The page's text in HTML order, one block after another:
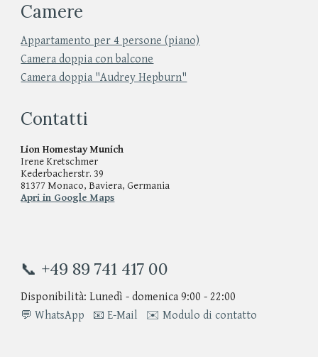
Camere
Appartamento per 4 persone (piano)
Camera doppia con balcone
Camera doppia "Audrey Hepburn"
Contatti
Lion Homestay Munich
Irene Kretschmer
Kederbacherstr. 39
81377 Monaco, Baviera, Germania
Apri in Google Maps
📞 +49 89 741 417 00
Disponibilità: Lunedì - domenica 9:00 - 22:00
💬 WhatsApp
📧 E-Mail ✉️ Modulo di contatto